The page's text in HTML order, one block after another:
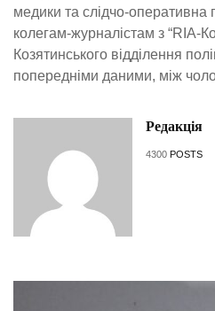
медики та слідчо-оперативна
колегам-журналістам з “RIA-
Козятинського відділення
попередніми даними, між
Редакція
4300 POSTS